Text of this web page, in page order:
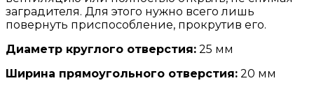
заградителя. Для этого нужно всего лишь
повернуть приспособление, прокрутив его.
Диаметр круглого отверстия: 25 мм
Ширина прямоугольного отверстия: 20 мм